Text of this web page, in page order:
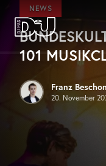
Zum Hauptinhalt springen
DJ Mag Germany
NEWS
101
Franz
20. November